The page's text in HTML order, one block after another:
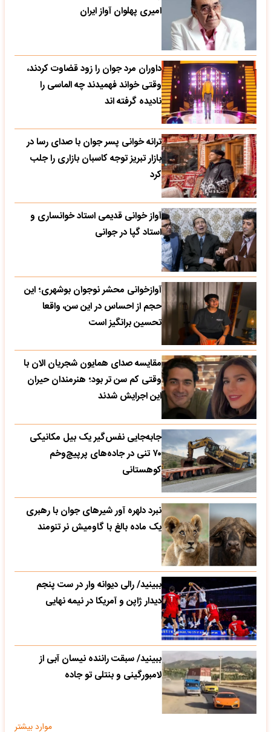
امیری پهلوان آواز ایران
داوران مرد جوان را زود قضاوت کردند،
وقتی خواند فهمیدند چه الماسی را
نادیده گرفته اند
ترانه خوانی پسر جوان با صدای رسا در
بازار تبریز توجه کاسبان بازاری را جلب
کرد
آواز خوانی قدیمی استاد خوانساری و
استاد گپا در جوانی
آوازخوانی محشر نوجوان بوشهری؛ این
حجم از احساس در این سن، واقعا
تحسین‌ برانگیز است
مقایسه صدای همایون شجریان الان با
وقتی کم سن تر بود؛ هنرمندان حیران
این اجرایش شدند
جابه‌جایی نفس‌گیر یک بیل مکانیکی
۷۰ تنی در جاده‌های پرپیچ‌وخم
کوهستانی
نبرد دلهره آور شیرهای جوان با رهبری
یک ماده بالغ با گاومیش نر تنومند
ببینید/ رالی دیوانه وار در ست پنجم
دیدار ژاپن و آمریکا در نیمه نهایی
ببینید/ سبقت راننده نیسان آبی از
لامبورگینی و بنتلی تو جاده
موارد بیشتر